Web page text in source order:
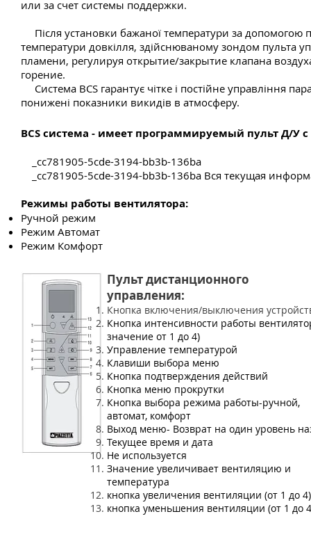
или за счет системы поддержки.
Після установки бажаної температури за допомогою
температури довкілля, здійснюваному зондом
пламени, регулируя открытие/закрытие клапана
горение.
Система BCS гарантує чітке і постійне управління
понижені показники викидів в атмосферу.
BCS система - имеет программируемый пульт Д/У
_cc781905-5cde-3194-bb3b-136ba
_cc781905-5cde-3194-bb3b-136ba Вся текущая
Режимы работы вентилятора:
Ручной режим
Режим Автомат
Режим Комфорт
Пульт дистанционного
управления:​
Кнопка включения/выключения
Кнопка интенсивности работы
значение от 1 до 4)
Управление температурой
Клавиши выбора меню
Кнопка подтверждения действий
Кнопка меню прокрутки
Кнопка выбора режима работы-ручной,
автомат, комфорт
Выход меню- Возврат на один уровень
Текущее время и дата
Не используется
Значение увеличивает вентиляцию и
температура
кнопка увеличения вентиляции (от 1 до 4)
кнопка уменьшения вентиляции (от 1 до